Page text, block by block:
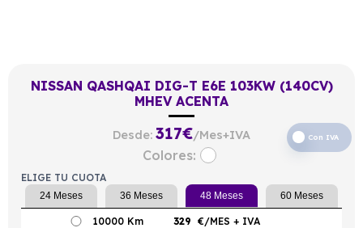
NISSAN QASHQAI DIG-T E6E 103KW (140CV)
MHEV ACENTA
Desde: 317€/Mes+IVA Con IVA
Colores:
ELIGE TU CUOTA
24 Meses 36 Meses 48 Meses 60 Meses
10000 Km 329 €/MES + IVA